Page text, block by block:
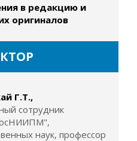
в редакцию и
оригиналов
Г.Т.,
сотрудник
наук, профессор